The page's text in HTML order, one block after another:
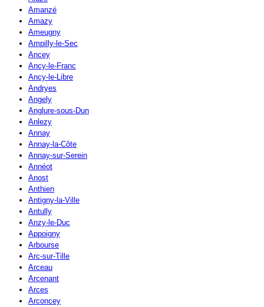
Amanzé
Amazy
Ameugny
Ampilly-le-Sec
Ancey
Ancy-le-Franc
Ancy-le-Libre
Andryes
Angely
Anglure-sous-Dun
Anlezy
Annay
Annay-la-Côte
Annay-sur-Serein
Annéot
Anost
Anthien
Antigny-la-Ville
Antully
Anzy-le-Duc
Appoigny
Arbourse
Arc-sur-Tille
Arceau
Arcenant
Arces
Arconcey